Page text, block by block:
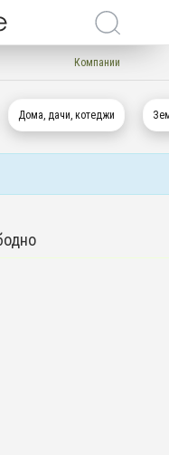
Компании
Дома, дачи, котеджи